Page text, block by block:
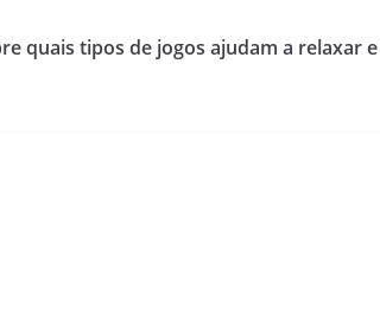
quais tipos de jogos ajudam a relaxar